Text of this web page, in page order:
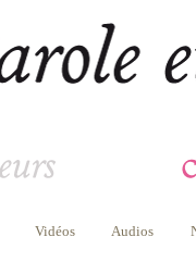
Vidéos Audios